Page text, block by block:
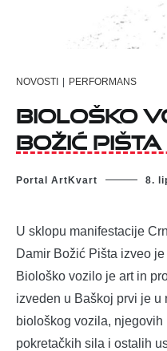
NOVOSTI PERFORMANS
Biološko
Božić Pišta
Portal ArtKvart 8.
U sklopu manifestacije
Damir Božić Pišta izveo
Biološko vozilo je art in
izveden u Baškoj prvi je u
biološkog vozila,
pokretačkih sila i ostalih